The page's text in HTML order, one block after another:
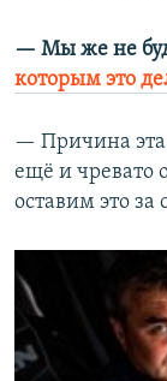
— Мы же не
которым это
— Причина эта
ещё и чревато
оставим это за